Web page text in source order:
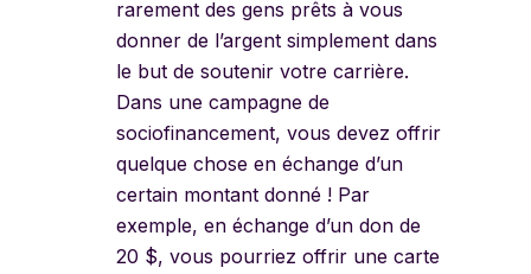
rarement des gens prêts à vous
donner de l’argent simplement dans
le but de soutenir votre carrière.
Dans une campagne de
sociofinancement, vous devez offrir
quelque chose en échange d’un
certain montant donné ! Par
exemple, en échange d’un don de
20 $, vous pourriez offrir une carte